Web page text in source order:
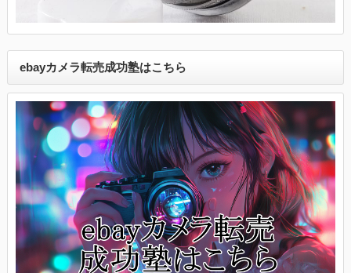
ebayカメラ転売成功塾はこちら